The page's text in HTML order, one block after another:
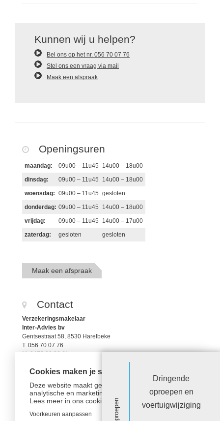
Kunnen wij u helpen?
Bel ons op het nr. 056 70 07 76
Stel ons een vraag via mail
Maak een afspraak
Openingsuren
maandag: 09u00 – 11u45
14u00 – 18u00
dinsdag:
09u00 – 11u45
14u00 – 18u00
woensdag: 09u00 – 11u45 gesloten
donderdag: 09u00 – 11u45
14u00 – 18u00
vrijdag:
09u00 – 11u45
14u00 – 17u00
zaterdag:
gesloten gesloten
Maak een afspraak
Contact
Verzekeringsmakelaar
Inter-Advies bv
Gentsestraat 58, 8530 Harelbeke
T. 056 70 07 76
M. 0475 32 30 61
FSMA 112799A
Cookies maken je surfervaring beter!
Deze website maakt gebruik van functionele,
analytische en marketingcookies.
Lees meer in ons cookiebeleid.
Voorkeuren aanpassen
Dringende
oproepen en
voertuigwijziging